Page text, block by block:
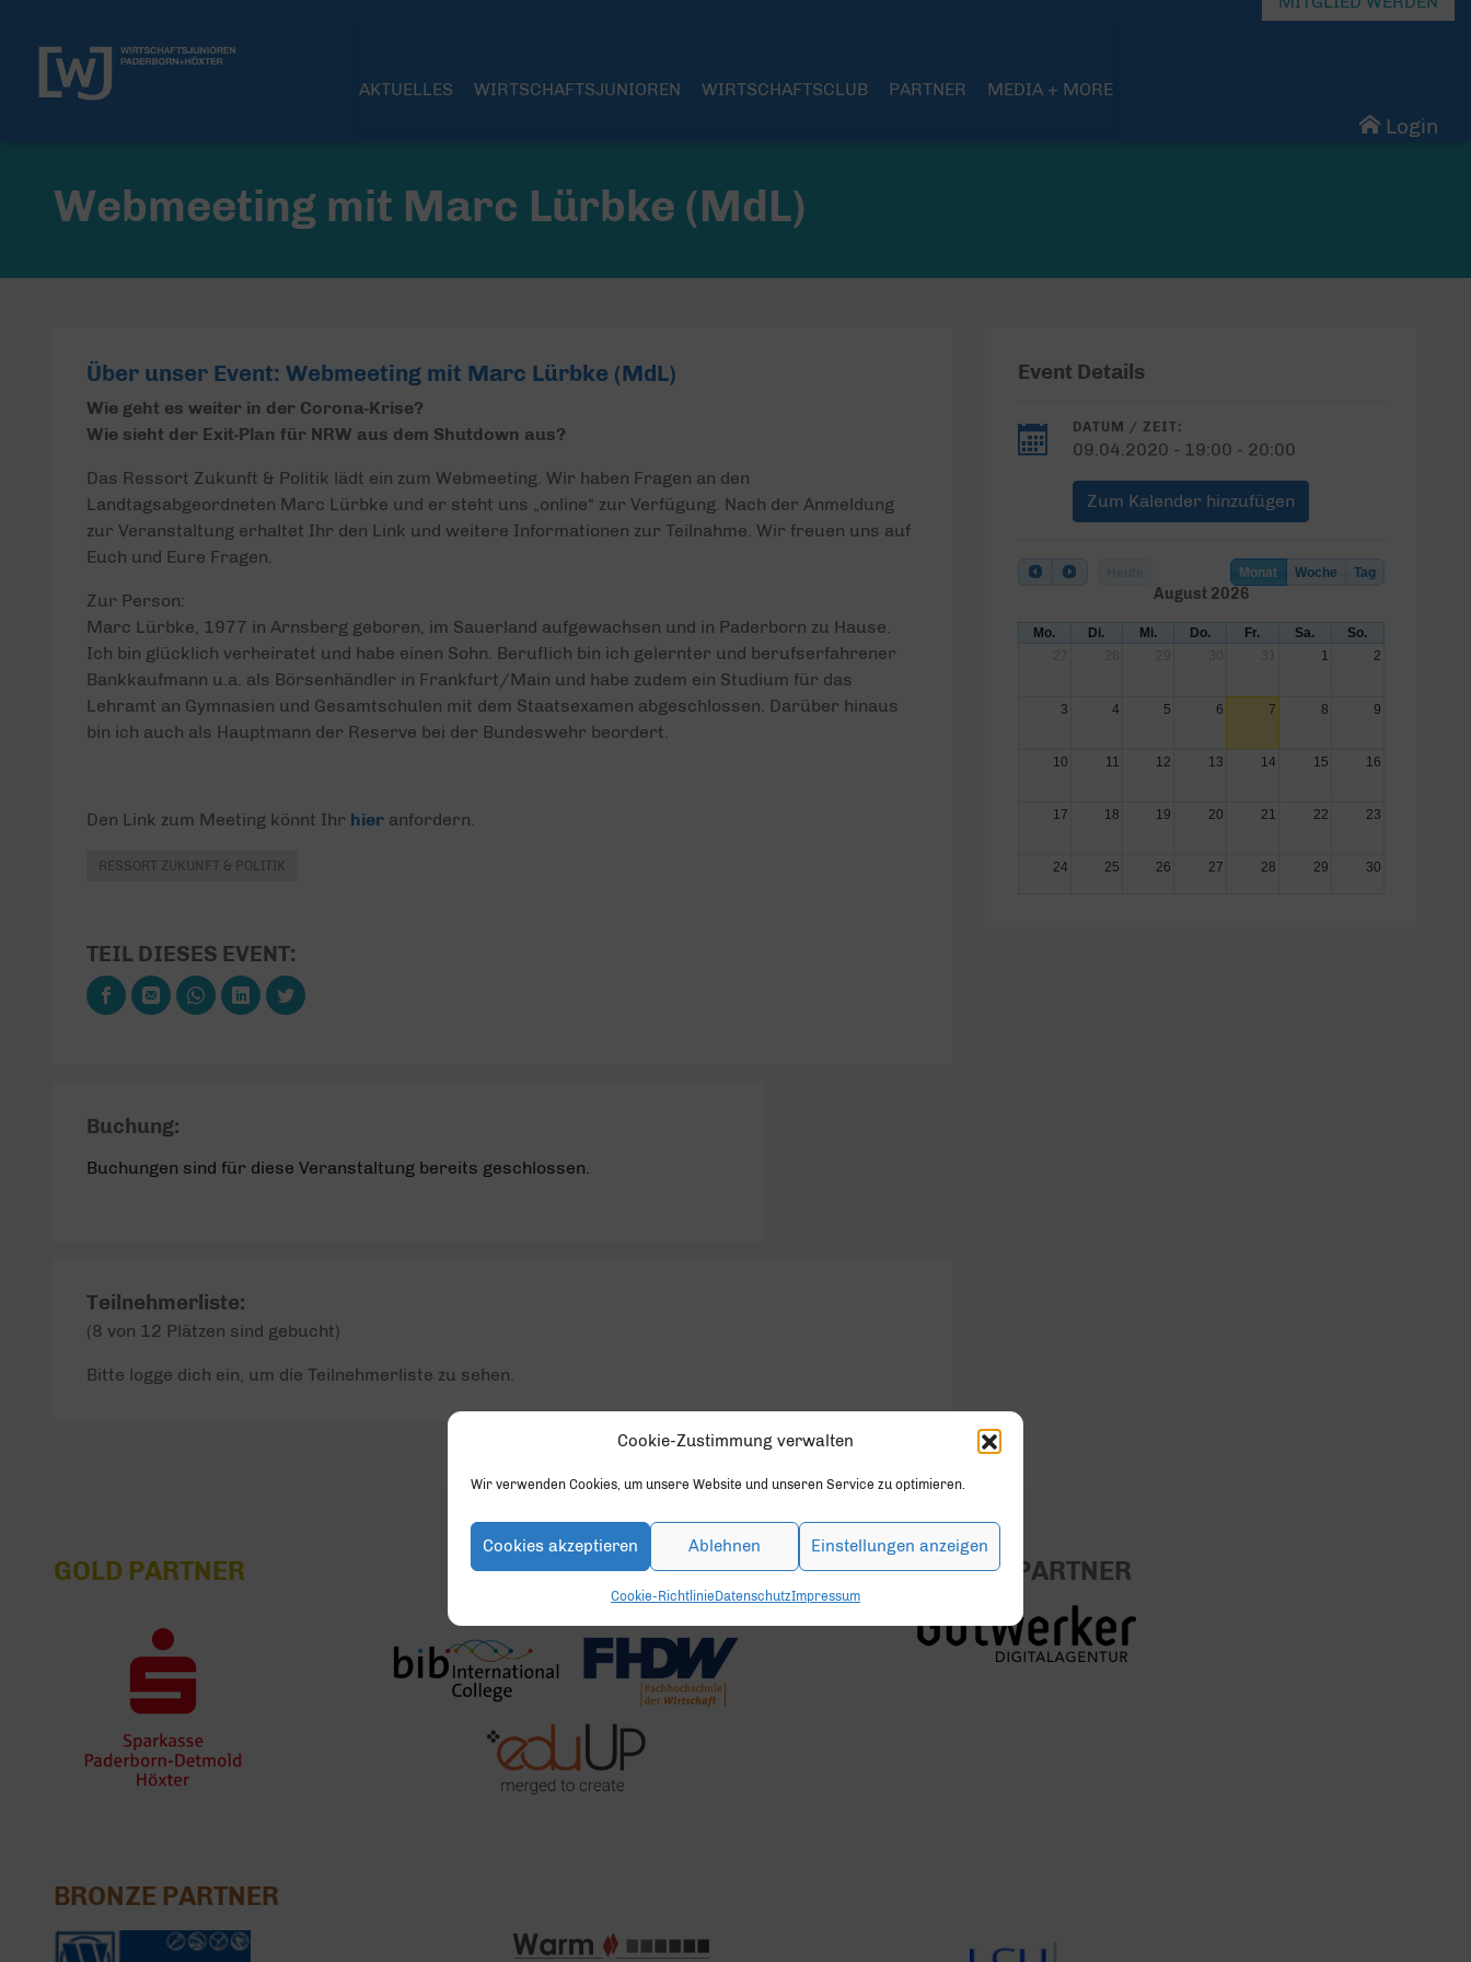
Cookie-Zustimmung verwalten
Wir verwenden Cookies, um unsere Website und unseren Service zu optimieren.
Cookies akzeptieren Ablehnen Einstellungen anzeigen
Cookie-RichtlinieDatenschutzImpressum
AKTUELLES WIRTSCHAFTSJUNIOREN WIRTSCHAFTSCLUB PARTNER MEDIA + MORE
Login
Webmeeting mit Marc Lürbke (MdL)
Über unser Event: Webmeeting mit Marc Lürbke (MdL)
Wie geht es weiter in der Corona-Krise?
Wie sieht der Exit-Plan für NRW aus dem Shutdown aus?
Das Ressort Zukunft & Politik lädt ein zum Webmeeting. Wir haben Fragen an den
Landtagsabgeordneten Marc Lürbke und er steht uns „online“ zur Verfügung. Nach der Anmeldung
zur Veranstaltung erhaltet Ihr den Link und weitere Informationen zur Teilnahme. Wir freuen uns auf
Euch und Eure Fragen.
Zur Person:
Marc Lürbke, 1977 in Arnsberg geboren, im Sauerland aufgewachsen und in Paderborn zu Hause.
Ich bin glücklich verheiratet und habe einen Sohn. Beruflich bin ich gelernter und berufserfahrener
Bankkaufmann u.a. als Börsenhändler in Frankfurt/Main und habe zudem ein Studium für das
Lehramt an Gymnasien und Gesamtschulen mit dem Staatsexamen abgeschlossen. Darüber hinaus
bin ich auch als Hauptmann der Reserve bei der Bundeswehr beordert.
Den Link zum Meeting könnt Ihr hieranfordern.
RESSORT ZUKUNFT & POLITIK
TEIL DIESES EVENT:
Buchung:
Buchungen sind für diese Veranstaltung bereits geschlossen.
Teilnehmerliste:
(8 von 12 Plätzen sind gebucht)
Bitte logge dich ein, um die Teilnehmerliste zu sehen.
Event Details
DATUM / ZEIT:
09.04.2020 - 19:00 - 20:00
Zum Kalender hinzufügen
Monat Woche Tag
August 2026
Mo. Di. Mi. Do. Fr. Sa.
So.
1 2
3 4 5 6 7 8 9
10 11 12 13 14 15 16
17 18 19 20 21 22 23
24 25 26 27 28 29 30
GOLD PARTNER SILBER PARTNER
BRONZE PARTNER